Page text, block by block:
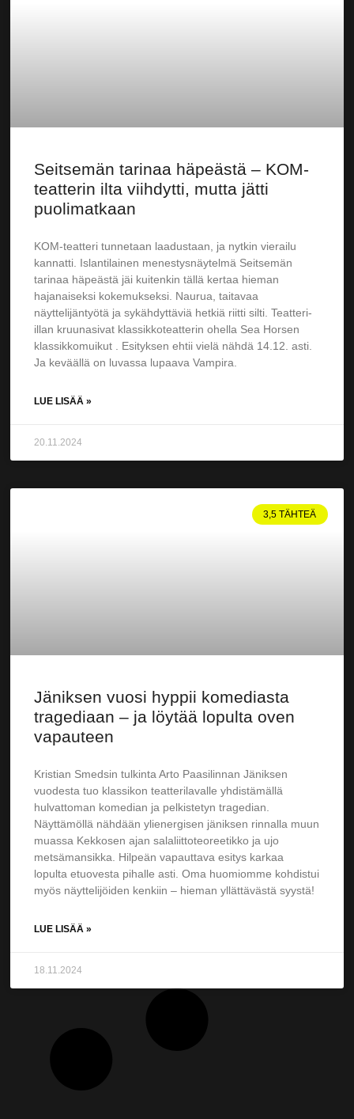
Seitsemän tarinaa häpeästä – KOM-
teatterin ilta viihdytti, mutta jätti
puolimatkaan
KOM-teatteri tunnetaan laadustaan, ja nytkin vierailu
kannatti. Islantilainen menestysnäytelmä Seitsemän
tarinaa häpeästä jäi kuitenkin tällä kertaa hieman
hajanaiseksi kokemukseksi. Naurua, taitavaa
näyttelijäntyötä ja sykähdyttäviä hetkiä riitti silti. Teatteri-
illan kruunasivat klassikkoteatterin ohella Sea Horsen
klassikkomuikut . Esityksen ehtii vielä nähdä 14.12. asti.
Ja keväällä on luvassa lupaava Vampira.
LUE LISÄÄ »
20.11.2024
3,5 TÄHTEÄ
Jäniksen vuosi hyppii komediasta
tragediaan – ja löytää lopulta oven
vapauteen
Kristian Smedsin tulkinta Arto Paasilinnan Jäniksen
vuodesta tuo klassikon teatterilavalle yhdistämällä
hulvattoman komedian ja pelkistetyn tragedian.
Näyttämöllä nähdään ylienergisen jäniksen rinnalla muun
muassa Kekkosen ajan salaliittoteoreetikko ja ujo
metsämansikka. Hilpeän vapauttava esitys karkaa
lopulta etuovesta pihalle asti. Oma huomiomme kohdistui
myös näyttelijöiden kenkiin – hieman yllättävästä syystä!
LUE LISÄÄ »
18.11.2024